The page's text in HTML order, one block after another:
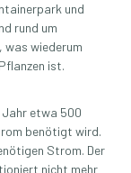
und
rund um
was wiederum
ist.
etwa 500
benötigt wird.
Strom. Der
nicht mehr